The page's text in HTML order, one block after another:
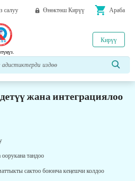
салуу Өнөктөш Кирүү shopping_cart Араба
Кирүү
жана интеграциялоо
тандоо
сактоо боюнча кеңешчи колдоо